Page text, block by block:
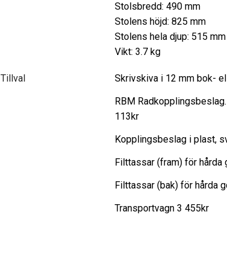
Stolsbredd: 490 mm
Stolens höjd: 825 mm
Stolens hela djup: 515 mm
Vikt: 3.7 kg
Tillval
Skrivskiva i 12 mm bok-
RBM
113kr
Kopplingsbeslag i plast,
Filttassar (fram) för hårda
Filttassar (bak) för hårda
Transportvagn 3 455kr